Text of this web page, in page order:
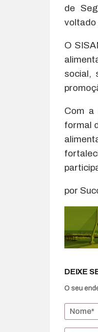
de
voltado
O
social,
Com a
formal
por
DEIXE
O seu